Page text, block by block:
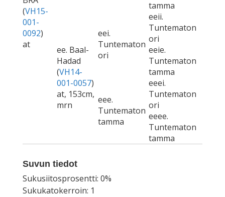
(VH15-
001-
0092)
at
tamma
ee. Baal-
Hadad
(VH14-
001-0057)
at, 153cm,
mrn
eei.
Tuntematon
ori
eeii.
Tuntematon
ori
eeie.
Tuntematon
tamma
eee.
Tuntematon
tamma
eeei.
Tuntematon
ori
eeee.
Tuntematon
tamma
Suvun tiedot
Sukusiitosprosentti: 0%
Sukukatokerroin: 1